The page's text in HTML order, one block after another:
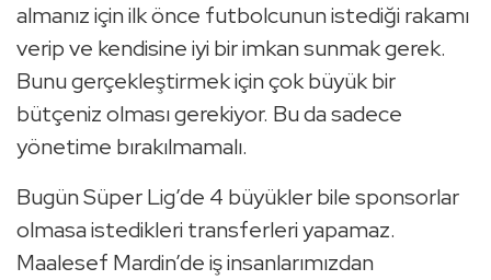
almanız için ilk önce futbolcunun istediği rakamı
verip ve kendisine iyi bir imkan sunmak gerek.
Bunu gerçekleştirmek için çok büyük bir
bütçeniz olması gerekiyor. Bu da sadece
yönetime bırakılmamalı.
Bugün Süper Lig’de 4 büyükler bile sponsorlar
olmasa istedikleri transferleri yapamaz.
Maalesef Mardin’de iş insanlarımızdan